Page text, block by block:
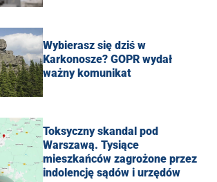
Wybierasz się dziś w
Karkonosze? GOPR wydał
ważny komunikat
Toksyczny skandal pod
Warszawą. Tysiące
mieszkańców zagrożone przez
indolencję sądów i urzędów